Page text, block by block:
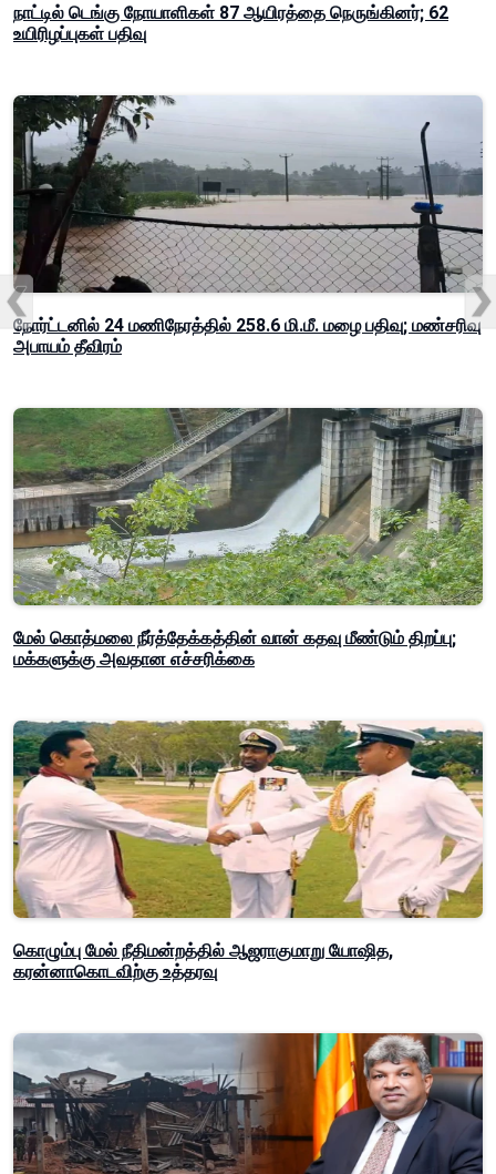
நாட்டில் டெங்கு நோயாளிகள் 87 ஆயிரத்தை நெருங்கினர்; 62
உயிரிழப்புகள் பதிவு
நோர்ட்டனில் 24 மணிநேரத்தில் 258.6 மி.மீ. மழை பதிவு; மண்சரிவு
அபாயம் தீவிரம்
மேல் கொத்மலை நீர்த்தேக்கத்தின் வான் கதவு மீண்டும் திறப்பு;
மக்களுக்கு அவதான எச்சரிக்கை
கொழும்பு மேல் நீதிமன்றத்தில் ஆஜராகுமாறு யோஷித,
கரன்னாகொடவிற்கு உத்தரவு